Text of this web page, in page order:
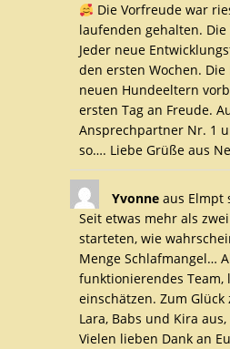
Die Vorfreude war
laufenden gehalten.
Jeder neue
den ersten Wochen.
neuen Hundeeltern
ersten Tag an Freude.
Ansprechpartner Nr. 1
so…. Liebe Grüße aus
Yvonne aus Elmpt
Seit etwas mehr als
starteten, wie
Menge Schlafmangel…
funktionierendes
einschätzen. Zum
Lara, Babs und Kira
Vielen lieben Dank an